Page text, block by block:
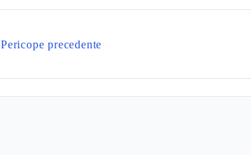
Pericope precedente